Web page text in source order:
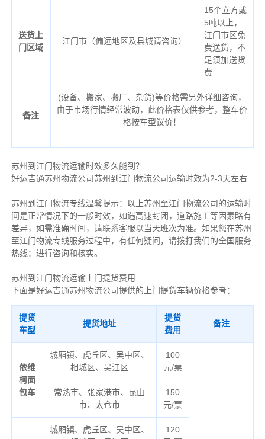
送货上
门区域
江门市（偏远地区及县城请咨询）
15个立方或
5吨以上，
江门市区免
费送货，不
足须加送货
费
备注
(设备、搬家、搬厂、杂货)等价格需另外详细咨询，
由于市场行情经常波动，此价格表仅供参考，整车价
格按车型议价！
苏州到江门物流运输时效多久能到？
好运吉通苏州物流公司苏州到江门物流公司运输时效为2-3天左右
苏州到江门物流专线温馨提示：以上苏州至江门物流公司的运输时
间是正常情况下的一般时效，如遇高速封闭，道路施工等因素略有
差异，如需准确时间，请联系客服以当天班次为准。如果您在苏州
至江门物流专线服务过程中，有任何疑问，请拨打我们的全国服务
热线：进行咨询和核实。
苏州到江门物流运输上门提货费用
下面是好运吉通苏州物流公司提供的上门提货车辆价格参考：
提货
车型
提货地址
提货
费用
备注
依维
柯面
包车
城厢镇、虎丘区、吴中区、
相城区、吴江区
100
元/票
常熟市、张家港市、昆山
市、太仓市
150
元/票
城厢镇、虎丘区、吴中区、
120